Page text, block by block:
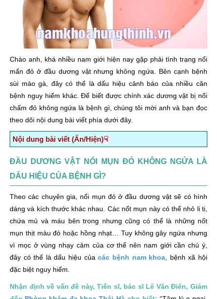
Chào anh, khá nhiều nam giới hiện nay gặp phải tình trạng nổi
mẩn đỏ ở đầu dương vật nhưng không ngứa. Bên cạnh bệnh
sùi mào gà, đây có thể là dấu hiệu cảnh báo của nhiều căn
bệnh nguy hiểm khác. Để biết được chính xác dương vật bị nổi
chấm đỏ không ngứa là bệnh gì, chúng tôi mời anh và bạn đọc
theo dõi nội dung bài viết phía dưới đây.
Nội dung bài viết (Ẩn/Hiện)☟
của bệnh gì?
1. Đầu dương vật nổi mần đỏ không ngứa – Bệnh sùi
2. Đầu dương vật bị nổi mần đỏ do mụn rộp sinh dục
3. Gai sinh dục khiến dương vật bị nổi chấm đỏ
4. Đầu dương vật nổi mụn đỏ không ngứa – Chuỗi hạt
ngọc dương vật
5. Bệnh lậu có thể khiến đầu dương vậy nổi mụn đỏ
không ngứa
ĐẦU DƯƠNG VẬT NỔI MỤN ĐỎ KHÔNG NGỨA LÀ
DẤU HIỆU CỦA BỆNH GÌ?
Theo các chuyên gia, nổi mụn đỏ ở đầu dương vật sẽ có hình
dáng và kích thước khác nhau. Các nốt mụn này có thể nhỏ li ti,
chứa mủ và máu bên trong nhưng cũng có thể là những nốt
mụn thịt màu đỏ hoặc hồng nhạt… Tuy không gây ngứa nhưng
vì mọc ở vùng nhạy cảm của cơ thể nên nam giới cần chú ý,
đây có thể là dấu hiệu củacác bệnh nam khoa , bệnh xã hội
đặc biệt nguy hiểm.
Nhận định về vấn đề này, Tiến sĩ, bác sĩ Lê Văn Điển, Giám